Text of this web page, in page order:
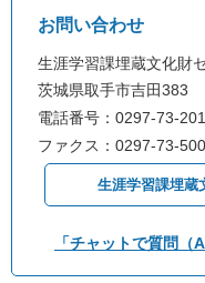
お問い合わせ
生涯学習課埋蔵文化財
茨城県取手市吉田383
電話番号：0297-73-
ファクス：0297-73-
生涯学習課埋蔵
「チャットで質問（